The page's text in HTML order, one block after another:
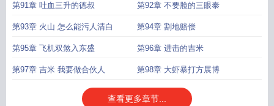
第91章 吐血三升的德叔 第92章 不要脸的三眼泰
第93章 火山 怎么能污人清白 第94章 割地赔偿
第95章 飞机双煞入东盛 第96章 进击的吉米
第97章 吉米 我要做合伙人 第98章 大虾暴打方展博
查看更多章节...